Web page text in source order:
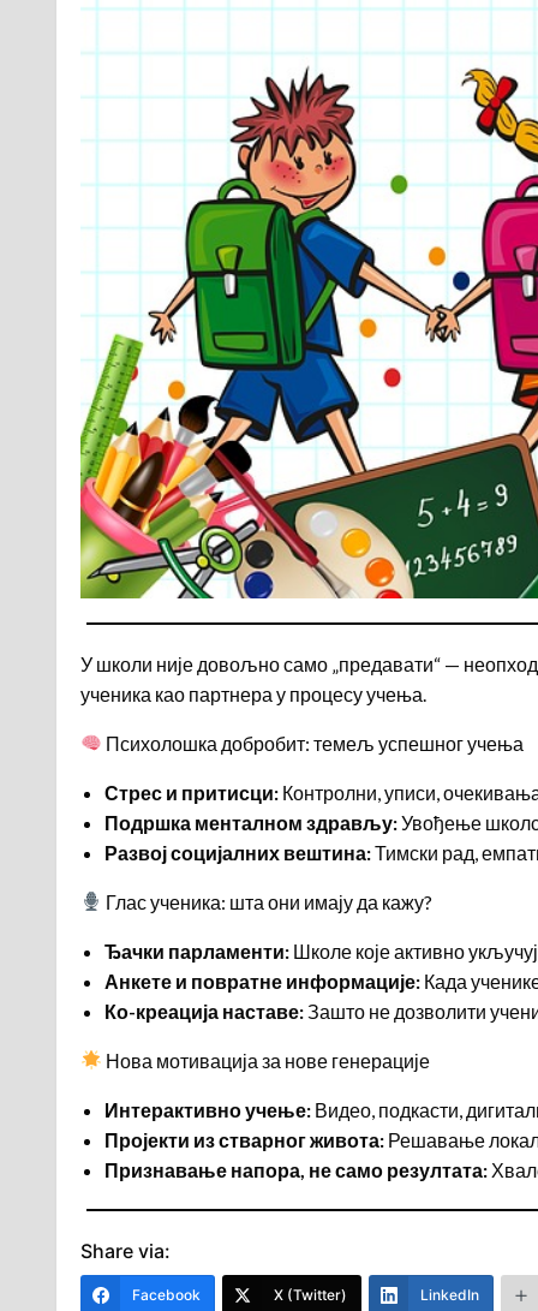
У школи није довољно само „предавати“ —
ученика као партнера у процесу учења.
Психолошка добробит: темељ успешног учења
Стрес и притисци: Контролни, уписи,
Подршка менталном здрављу:Увођење
Развој социјалних вештина:Тимски рад,
Глас ученика: шта они имају да кажу?
Ђачки парламенти: Школе које активно
Анкете и повратне информације: Када
Ко-креација наставе: Зашто не дозволити
Нова мотивација за нове генерације
Интерактивно учење: Видео, подкасти,
Пројекти из стварног живота: Решавање
Признавање напора, не само резултата:
Share via:
Facebook X (Twitter) LinkedIn